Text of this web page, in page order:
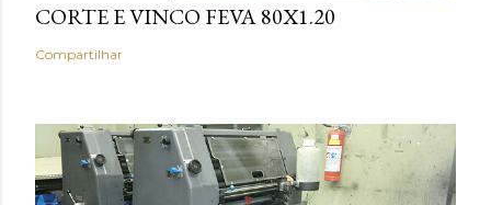
CORTE E VINCO FEVA 80X1.20
Compartilhar